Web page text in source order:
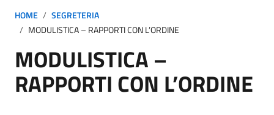
ISCRITTO
PROFESSIONE
AGGIORNAMENTO PROFESSIONALE
HOME
SEGRETERIA
MODULISTICA – RAPPORTI CON L’ORDINE
MODULISTICA –
RAPPORTI CON L’ORDINE